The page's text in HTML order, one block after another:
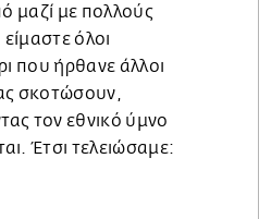
μαζί με πολλούς
όλοι
που ήρθανε άλλοι
σκοτώσουν,
τον εθνικό ύμνο
Έτσι τελειώσαμε: